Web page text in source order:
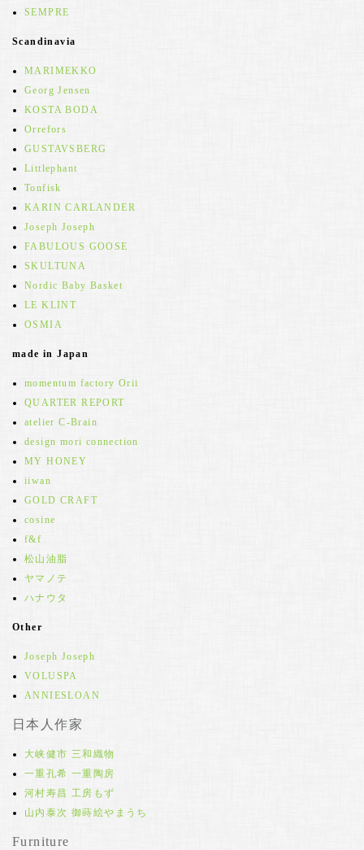
SEMPRE
Scandinavia
MARIMEKKO
Georg Jensen
KOSTA BODA
Orrefors
GUSTAVSBERG
Littlephant
Tonfisk
KARIN CARLANDER
Joseph Joseph
FABULOUS GOOSE
SKULTUNA
Nordic Baby Basket
LE KLINT
OSMIA
made in Japan
momentum factory Orii
QUARTER REPORT
atelier C-Brain
design mori connection
MY HONEY
iiwan
GOLD CRAFT
cosine
f&f
松山油脂
ヤマノテ
ハナウタ
Other
Joseph Joseph
VOLUSPA
ANNIESLOAN
日本人作家
大峡健市 三和織物
一重孔希 一重陶房
河村寿昌 工房もず
山内泰次 御蒔絵やまうち
Furniture